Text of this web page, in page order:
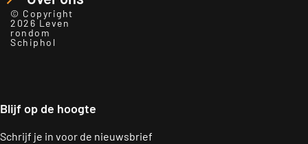
Blijf op de hoogte
Schrijf je in voor de nieuwsbrief
© Copyright
2026 Leven
rondom
Schiphol